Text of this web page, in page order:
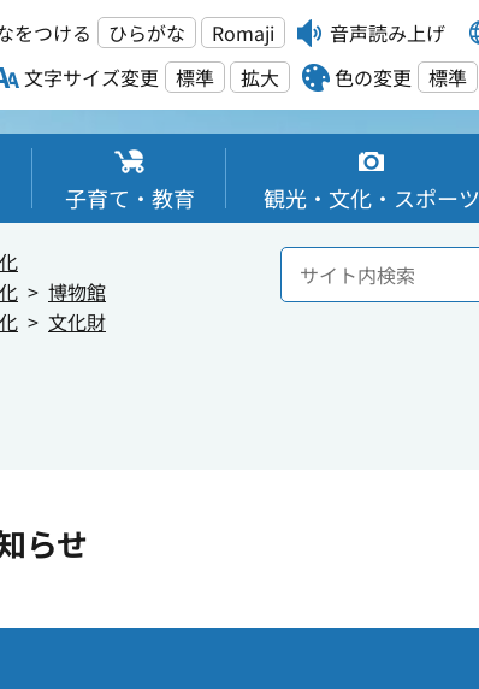
をつける ひらがな Romaji 音声読み上げ
文字サイズ変更
標準 拡大 色の変更 標準
子育て・教育 観光・文化・スポーツ
博物館
文化財
らせ